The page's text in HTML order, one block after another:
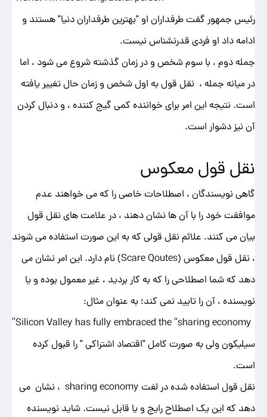
رئیس جمهور گفت طرفداران او "بهترین طرفداران دنیا" هستند و
ادامه داد او فردی قدرنشناس نیست.
جمله دوم ، با سوم شخص و در زمان گذشته شروع می شود ، اما
در میانه جمله ، نقل قول به اول شخص و زمان حال تغییر یافته
است. نتیجه این امر برای خواننده کمی گیج کننده ، و دنبال کردن
آن نیز دشوار است.
نقل قول معکوس
گاهی نویسندگان ، اصطلاحات خاصی را که می خواهند عدم
موافقت خود را با آن ها نشان دهند ، در علامت های نقل قول
بیان می کنند. علائم نقل قولی که به این صورت استفاده می شوند
، نقل قول معکوس (Scare Qoutes) نام دارد. این امر نشان می
دهد که شما اصطلاحی را که به کار بردید ، غیر معمول بوده و یا
نویسنده ، آن را تایید نمی کند؛ به عنوان مثال:
Silicon Valley has fully embraced the “sharing economy”
سیلیکون ولی به صورت کامل "اقتصاد اشتراکی " را قبول کرده
است.
نقل قول استفاده شده در لغت sharing economy ، نشان می
دهد که این یک اصطلاح رایج و یا قابل نیست. شاید نویسنده